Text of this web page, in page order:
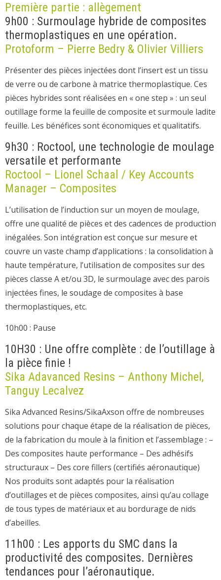
Première partie : allègement
9h00 : Surmoulage hybride de composites
thermoplastiques en une opération.
Protoform – Pierre Bedry & Olivier Villiers
Présenter des pièces injectées dont l’insert est un tissu
de verre ou de carbone à matrice thermoplastique. Ces
pièces hybrides sont réalisées en « one step » : un seul
outillage forme la feuille de composite et surmoule ladite
feuille. Les bénéfices sont économiques et qualitatifs.
9h30 : Roctool, une technologie de moulage
versatile et performante
Roctool – Lionel Schaal / Key Accounts
Manager – Composites
L’utilisation de l’induction sur un moyen de moulage,
offre une qualité de pièces et des cadences de production
inégalées. Son intégration est conçue sur mesure et
couvre un vaste champ d’applications : la consolidation à
haute température, l’utilisation de composites sur des
pièces classe A et/ou 3D, le surmoulage avec des parois
injectées fines, le soudage de composites à base
thermoplastiques, etc.
10h00 : Pause
10H30 : Une offre complète : de l’outillage à
la pièce finie !
Sika Adavanced Resins – Anthony Michel,
Tanguy Lecalvez
Sika Advanced Resins/SikaAxson offre de nombreuses
solutions pour chaque étape de la réalisation de pièces,
de la fabrication du moule à la finition et l’assemblage : –
Des composites haute performance – Des adhésifs
structuraux – Des core fillers (certifiés aéronautique)
Nos produits sont adaptés pour la réalisation
d’outillages et de pièces composites, ainsi qu’au collage
de tous types de matériaux et au bordurage de nids
d’abeilles.
11h00 : Les apports du SMC dans la
productivité des composites. Dernières
tendances pour l’aéronautique.